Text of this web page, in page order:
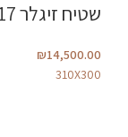
שטיח זיגלר #417
₪14,500.00
310X300